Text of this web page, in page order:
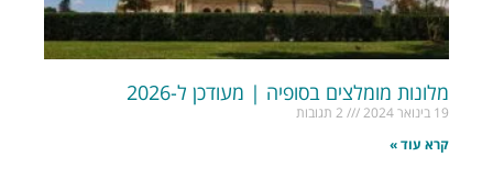
מלונות מומלצים בסופיה | מעודכן ל-2026
19 בינואר 2024
קרא עוד »